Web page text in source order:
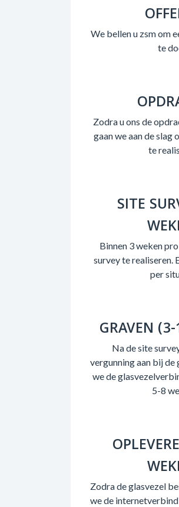
We bellen u zsm om
te
Zodra u ons de
gaan we aan de slag
te
SITE
Binnen 3 weken
survey te realiseren.
per
GRAVEN
Na de site
vergunning aan bij de
we de
5-8
Zodra de glasvezel
we de